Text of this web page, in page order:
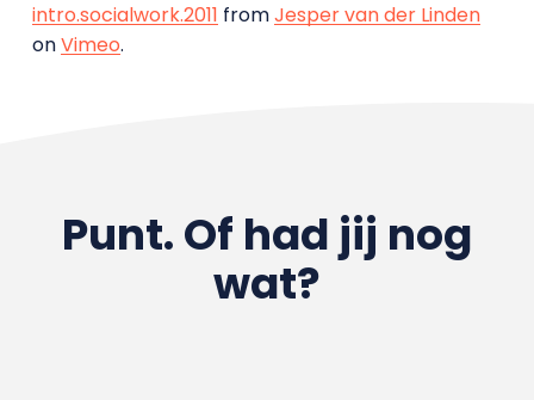
intro.socialwork.2011 fromJesper van der Linden
onVimeo.
Punt. Of had jij nog
wat?